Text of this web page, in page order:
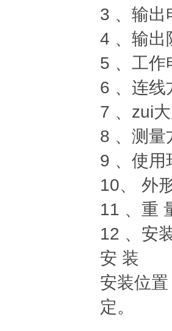
3 、输出
4 、输
5 、工作
6 、连线
7 、zui
8 、测量
9 、使
10、 外
11 、重
12 、安
安 装
安装位
定。